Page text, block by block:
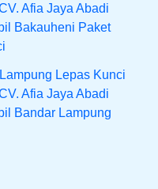
Afia Jaya Abadi
Bakauheni Paket
Lepas Kunci
Afia Jaya Abadi
Bandar Lampung